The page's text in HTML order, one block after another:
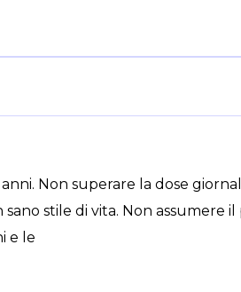
Non superare la dose
stile di vita. Non assumere
e le